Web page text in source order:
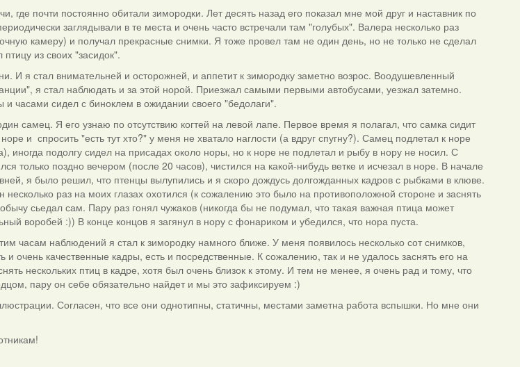
где почти постоянно обитали зимородки. Лет десять назад его показал мне мой друг и наставник по
заглядывали в те места и очень часто встречали там "голубых". Валера несколько раз
камеру) и получал прекрасные снимки. Я тоже провел там не один день, но не только не сделал
из своих "засидок".
И я стал внимательней и осторожней, и аппетит к зимородку заметно возрос. Воодушевленный
я стал наблюдать и за этой норой. Приезжал самыми первыми автобусами, уезжал затемно.
и часами сидел с биноклем в ожидании своего "бедолаги".
самец. Я его узнаю по отсутствию когтей на левой лапе. Первое время я полагал, что самка сидит
и спросить "есть тут хто?" у меня не хватало наглости (а вдруг спугну?). Самец подлетал к норе
иногда подолгу сидел на присадах около норы, но к норе не подлетал и рыбу в нору не носил. С
только поздно вечером (после 20 часов), чистился на какой-нибудь ветке и исчезал в норе. В начале
я было решил, что птенцы вылупились и я скоро дождусь долгожданных кадров с рыбками в клюве.
раз на моих глазах охотился (к сожалению это было на противоположной стороне и заснять
сьедал сам. Пару раз гонял чужаков (никогда бы не подумал, что такая важная птица может
воробей :)) В конце концов я загянул в нору с фонариком и убедился, что нора пуста.
часам наблюдений я стал к зимородку намного ближе. У меня появилось несколько сот снимков,
очень качественные кадры, есть и посредственные. К сожалению, так и не удалось заснять его на
нескольких птиц в кадре, хотя был очень близок к этому. И тем не менее, я очень рад и тому, что
пару он себе обязательно найдет и мы это зафиксируем :)
Согласен, что все они однотипны, статичны, местами заметна работа вспышки. Но мне они